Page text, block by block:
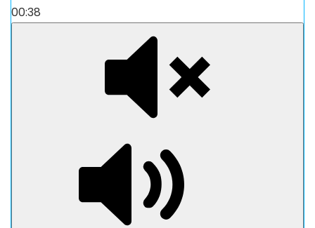
00:38